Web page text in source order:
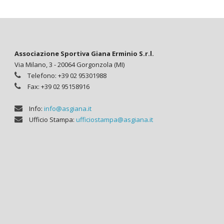
Associazione Sportiva Giana Erminio S.r.l.
Via Milano, 3 - 20064 Gorgonzola (MI)
Telefono: +39 02 95301988
Fax: +39 02 95158916
Info: info@asgiana.it
Ufficio Stampa: ufficiostampa@asgiana.it